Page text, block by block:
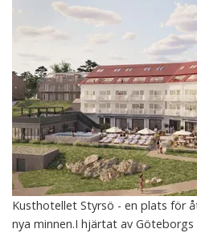
Kusthotellet Styrsö - en plats för
nya minnen.I hjärtat av